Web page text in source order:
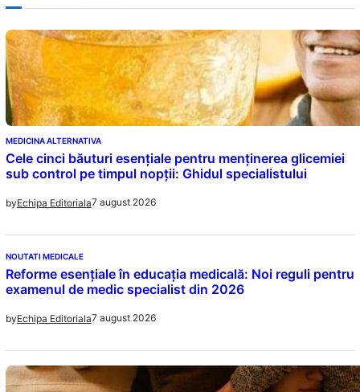
MEDICINA ALTERNATIVA
Cele cinci băuturi esențiale pentru menținerea glicemiei
sub control pe timpul nopții: Ghidul specialistului
byEchipa Editoriala7 august 2026
NOUTATI MEDICALE
Reforme esențiale în educația medicală: Noi reguli pentru
examenul de medic specialist din 2026
byEchipa Editoriala7 august 2026